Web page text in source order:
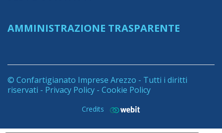
AMMINISTRAZIONE TRASPARENTE
© Confartigianato Imprese Arezzo - Tutti i diritti
riservati - Privacy Policy - Cookie Policy
Credits